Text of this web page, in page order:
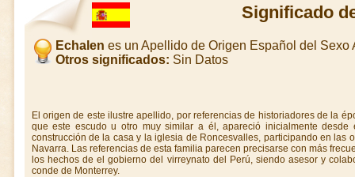
Significado
Echalen es un Apellido de Origen Español del Sexo
Otros significados: Sin Datos
El origen de este ilustre apellido, por referencias de historiadores de la
que este escudo u otro muy similar a él, apareció inicialmente
construcción de la casa y la iglesia de Roncesvalles, participando en las
Navarra. Las referencias de esta familia parecen precisarse con más
los hechos de el gobierno del virreynato del Perú, siendo asesor y
conde de Monterrey.